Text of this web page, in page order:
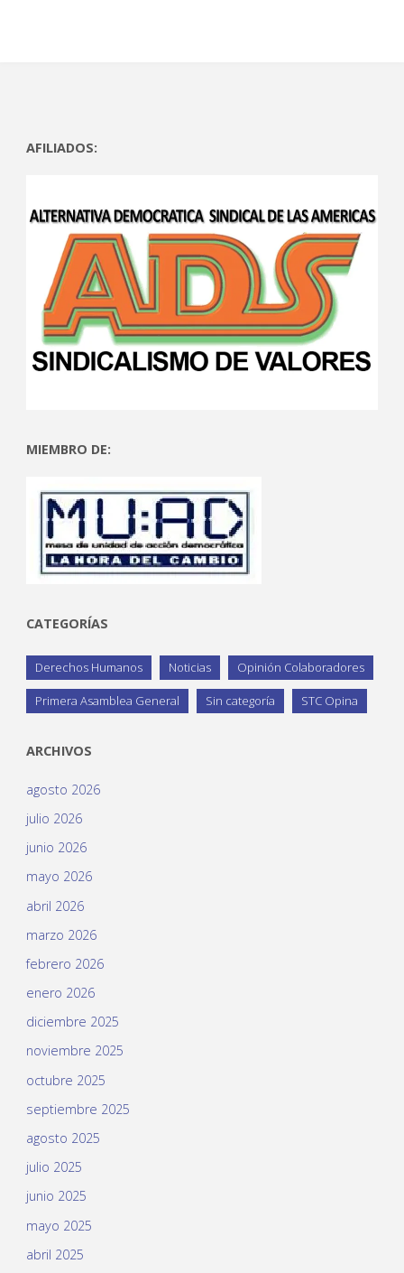
AFILIADOS:
MIEMBRO DE:
CATEGORÍAS
Derechos Humanos Noticias Opinión Colaboradores
Primera Asamblea General Sin categoría STC Opina
ARCHIVOS
agosto 2026
julio 2026
junio 2026
mayo 2026
abril 2026
marzo 2026
febrero 2026
enero 2026
diciembre 2025
noviembre 2025
octubre 2025
septiembre 2025
agosto 2025
julio 2025
junio 2025
mayo 2025
abril 2025